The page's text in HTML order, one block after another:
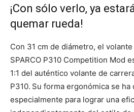
¡Con sólo verlo, ya
quemar rueda!
Con 31 cm de diámetro, el
SPARCO P310 Competition Mod
1:1 del auténtico volante de
P310. Su forma ergonómica se ha
especialmente para lograr una